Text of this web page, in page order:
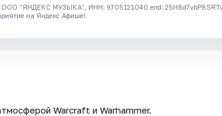
ООО "ЯНДЕКС МУЗЫКА", ИНН: 9705121040 erid:
на Яндекс Афише!
Warcraft и Warhammer.